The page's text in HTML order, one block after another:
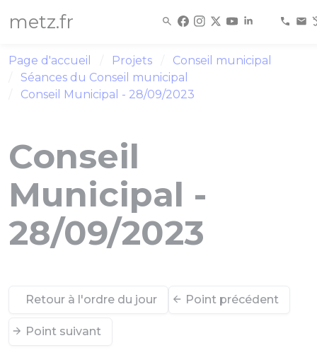
metz.fr
Page d'accueil Projets
Conseil municipal
Séances du Conseil municipal
Conseil Municipal - 28/09/2023
Conseil
Municipal -
28/09/2023
Retour à l'ordre du jour Point précédent
Point suivant